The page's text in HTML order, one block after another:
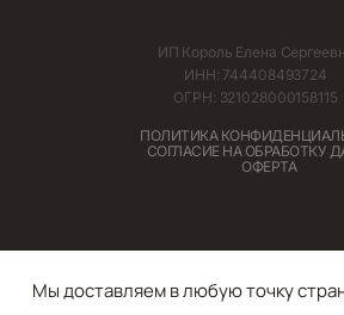
ИП Король Елена
ИНН: 744408493724
ОГРН: 321028000158115
ПОЛИТИКА
СОГЛАСИЕ НА ОБРАБОТКУ
ОФЕРТА
Мы доставляем в любую точку